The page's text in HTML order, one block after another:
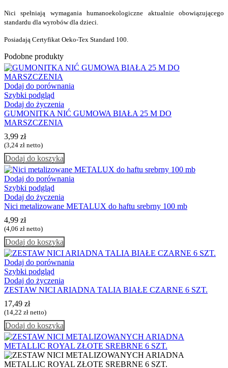
Nici spełniają wymagania humanoekologiczne aktualnie obowiązującego
standardu dla wyrobów dla dzieci.
Posiadają Certyfikat Oeko-Tex Standard 100.
Podobne produkty
Dodaj do porównania
Szybki podgląd
Dodaj do życzenia
GUMONITKA NIĆ GUMOWA BIAŁA 25 M DO
MARSZCZENIA
3,99 zł
(3,24 zł netto)
Dodaj do koszyka
Dodaj do porównania
Szybki podgląd
Dodaj do życzenia
Nici metalizowane METALUX do haftu srebrny 100 mb
4,99 zł
(4,06 zł netto)
Dodaj do koszyka
Dodaj do porównania
Szybki podgląd
Dodaj do życzenia
ZESTAW NICI ARIADNA TALIA BIAŁE CZARNE 6 SZT.
17,49 zł
(14,22 zł netto)
Dodaj do koszyka